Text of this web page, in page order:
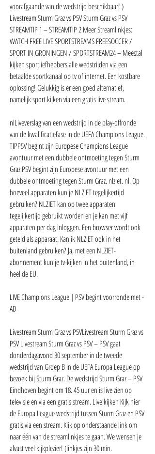
voorafgaande van de wedstrijd beschikbaar! )
Livestream Sturm Graz vs PSV Sturm Graz vs PSV
STREAMTIP 1 – STREAMTIP 2 Meer Streamlinkjes:
WATCH FREE LIVE SPORTSTREAMS FREESOCCER /
SPORT IN GRONINGEN / SPORTSTREAM24 – Meestal
kijken sportliefhebbers alle wedstrijden via een
betaalde sportkanaal op tv of internet. Een kostbare
oplossing! Gelukkig is er een goed alternatief,
namelijk sport kijken via een gratis live stream.
nlLiveverslag van een wedstrijd in de play-offronde
van de kwalificatiefase in de UEFA Champions League.
TIPPSV begint zijn Europese Champions League
avontuur met een dubbele ontmoeting tegen Sturm
Graz PSV begint zijn Europese avontuur met een
dubbele ontmoeting tegen Sturm Graz. nlziet. nl. Op
hoeveel apparaten kun je NLZIET tegelijkertijd
gebruiken? NLZIET kan op twee apparaten
tegelijkertijd gebruikt worden en je kan met vijf
apparaten per dag inloggen. Een browser wordt ook
geteld als apparaat. Kan ik NLZIET ook in het
buitenland gebruiken? Ja, met een NLZIET-
abonnement kun je tv-kijken in het buitenland, in
heel de EU.
LIVE Champions League | PSV begint voorronde met -
AD
Livestream Sturm Graz vs PSVLivestream Sturm Graz vs
PSV Livestream Sturm Graz vs PSV – PSV gaat
donderdagavond 30 september in de tweede
wedstrijd van Groep B in de UEFA Europa League op
bezoek bij Sturm Graz. De wedstrijd Sturm Graz – PSV
Eindhoven begint om 18. 45 uur en is live zien op
televisie en via een gratis stream. Live kijken Kijk hier
de Europa League wedstrijd tussen Sturm Graz en PSV
gratis via een stream. Klik op onderstaande link om
naar één van de streamlinkjes te gaan. We wensen je
alvast veel kijkplezier! (linkjes zijn 30 min.